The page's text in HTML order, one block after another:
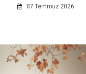
07 Temmuz 2026